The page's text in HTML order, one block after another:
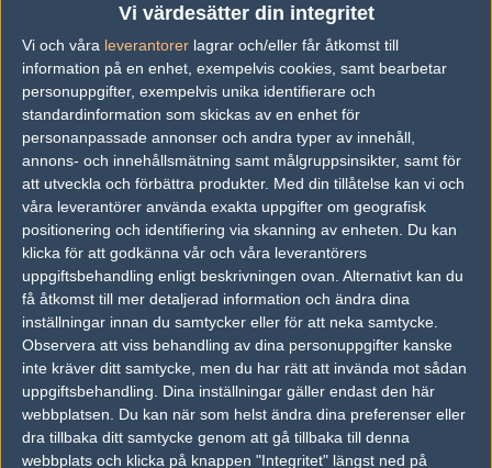
Vi värdesätter din integritet
Vi och våra leverantorer lagrar och/eller får åtkomst till
information på en enhet, exempelvis cookies, samt bearbetar
personuppgifter, exempelvis unika identifierare och
standardinformation som skickas av en enhet för
personanpassade annonser och andra typer av innehåll,
annons- och innehållsmätning samt målgruppsinsikter, samt för
att utveckla och förbättra produkter. Med din tillåtelse kan vi och
våra leverantörer använda exakta uppgifter om geografisk
positionering och identifiering via skanning av enheten. Du kan
klicka för att godkänna vår och våra leverantörers
uppgiftsbehandling enligt beskrivningen ovan. Alternativt kan du
få åtkomst till mer detaljerad information och ändra dina
inställningar innan du samtycker eller för att neka samtycke.
Observera att viss behandling av dina personuppgifter kanske
inte kräver ditt samtycke, men du har rätt att invända mot sådan
uppgiftsbehandling. Dina inställningar gäller endast den här
webbplatsen. Du kan när som helst ändra dina preferenser eller
dra tillbaka ditt samtycke genom att gå tillbaka till denna
webbplats och klicka på knappen "Integritet" längst ned på
17
4 k0by 22 10 (45%)
5 jockz 11
6 pslashbyxa 5
7 Zubera 1 1 (100%)
blaze 1 1 (100%)
9 JacceE 1
10 ButterHead 3
Lag
Team Spirit
Vadim "DavCost" Vasilyev
Dmitry "S0tF1k" Forostyanko